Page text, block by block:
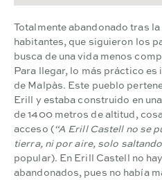
Totalmente abandonado tras
habitantes, que siguieron los
busca de una vida menos
Para llegar, lo más práctico es
de Malpàs. Este pueblo
Erill y estaba construido en
de 1400 metros de altitud,
acceso (“A Erill Castell no se
tierra, ni por aire, solo
popular). En Erill Castell no
abandonados, pues no había